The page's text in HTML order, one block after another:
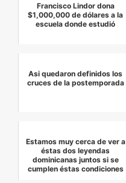
Francisco Lindor dona
$1,000,000 de dólares a la
escuela donde estudió
Asi quedaron definidos los
cruces de la postemporada
Estamos muy cerca de ver a
éstas dos leyendas
dominicanas juntos si se
cumplen éstas condiciones